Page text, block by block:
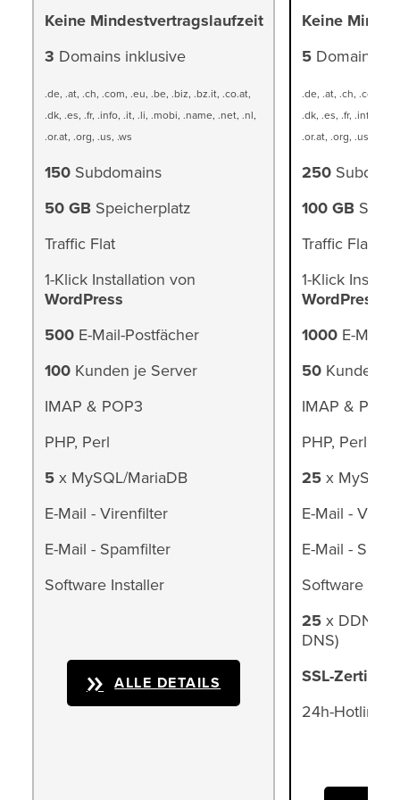
Keine Mindestvertragslaufzeit
3 Domains inklusive
.de, .at, .ch, .com, .eu, .be, .biz, .bz.it, .co.at,
.dk, .es, .fr, .info, .it, .li, .mobi, .name, .net, .nl,
.or.at, .org, .us, .ws
150Subdomains
50 GB Speicherplatz
Traffic Flat
1-Klick Installation von
WordPress
500E-Mail-Postfächer
100Kunden je Server
IMAP & POP3
PHP, Perl
5x MySQL/MariaDB
E-Mail - Virenfilter
E-Mail - Spamfilter
Software Installer
ALLE DETAILS
Keine
5Domains
.de, .at, .ch, .com,
.dk, .es, .fr, .info, .it,
.or.at, .org, .us, .ws
250
100 GB
Traffic Flat
1-Klick
WordPress
1000E-Mail-
50Kunden je
IMAP & POP3
PHP, Perl
25x MySQL/
E-Mail -
E-Mail -
Software
25x DDNS
DNS)
SSL-
24h-Hotline